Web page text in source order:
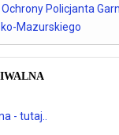
Ochrony Policjanta
Mazurskiego
- tutaj..